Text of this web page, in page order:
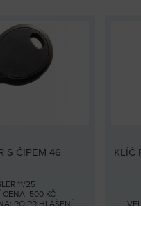
S ČIPEM 46
11/25
500 KČ
PO PŘIHLÁŠENÍ
KLÍČ